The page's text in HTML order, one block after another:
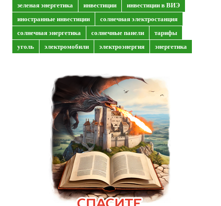
зеленая энергетика
инвестиции
инвестиции в ВИЭ
иностранные инвестиции
солнечная электростанция
солнечная энергетика
солнечные панели
тарифы
уголь
электромобили электроэнергия энергетика